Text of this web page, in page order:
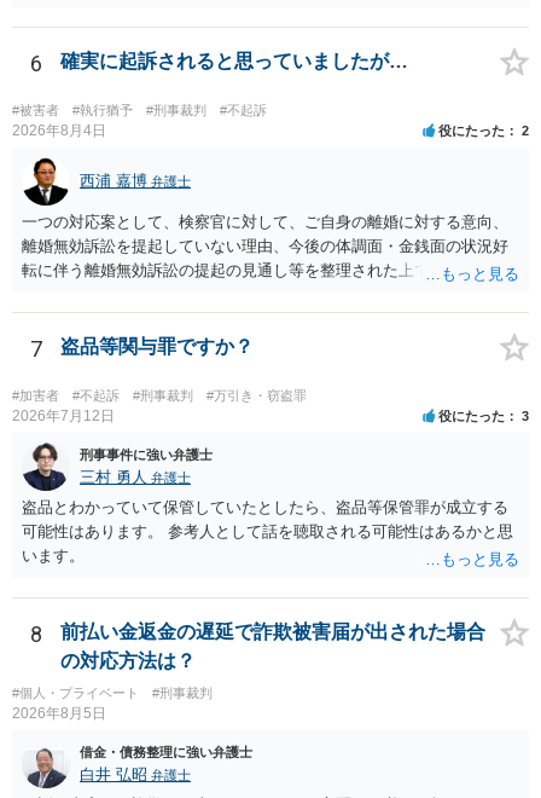
考にしてください。
6 確実に起訴されると思っていましたが…
#被害者 #執行猶予 #刑事裁判 #不起訴
2026年8月4日 役にたった 2
西浦 嘉博 弁護士
一つの対応案として、検察官に対して、ご自身の離婚に対する意向、
離婚無効訴訟を提起していない理由、今後の体調面・金銭面の状況好
転に伴う離婚無効訴訟の提起の見通し等を整理された上で、書面とし
検察官の処分判断の際、相談者さんの意向を示す証拠の一つとして位
置づけられる様に思われます。 より詳細についてお聞きになりたい場
7 盗品等関与罪ですか？
#加害者 #不起訴 #刑事裁判 #万引き・窃盗罪
2026年7月12日 役にたった 3
刑事事件に強い弁護士
三村 勇人 弁護士
盗品とわかっていて保管していたとしたら、盗品等保管罪が成立する
可能性はあります。 参考人として話を聴取される可能性はあるかと思
います。
8
前払い金返金の遅延で詐欺被害届が出された場合
の対応方法は？
#個人・プライベート #刑事裁判
2026年8月5日
借金・債務整理に強い弁護士
白井 弘昭 弁護士